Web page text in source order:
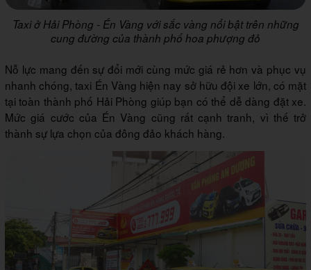
Taxi ở Hải Phòng - Én Vàng với sắc vàng nổi bật trên những
cung đường của thành phố hoa phượng đỏ
Nỗ lực mang đến sự đổi mới cùng mức giá rẻ hơn và phục vụ
nhanh chóng, taxi Én Vàng hiện nay sở hữu đội xe lớn, có mặt
tại toàn thành phố Hải Phòng giúp bạn có thể dễ dàng đặt xe.
Mức giá cước của Én Vàng cũng rất cạnh tranh, vì thế trở
thành sự lựa chọn của đông đảo khách hàng.